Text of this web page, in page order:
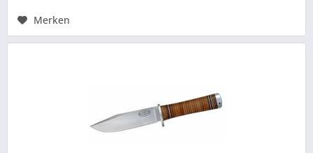
Merken